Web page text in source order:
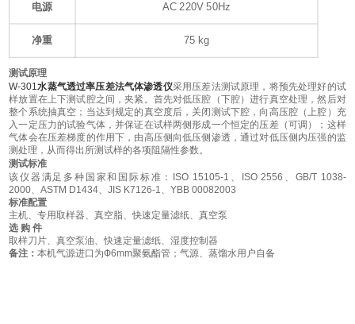
电源 AC 220V 50Hz
净重 75 kg
测试原理
W-301水蒸气透过率压差法气体渗透仪采用压差法测试原理，将预先处理好的试
样放置在上下测试腔之间，夹紧。首先对低压腔（下腔）进行真空处理，然后对
整个系统抽真空；当达到规定的真空度后，关闭测试下腔，向高压腔（上腔）充
入一定压力的试验气体，并保证在试样两侧形成一个恒定的压差（可调）；这样
气体会在压差梯度的作用下，由高压侧向低压侧渗透，通过对低压侧内压强的监
测处理，从而得出所测试样的各项阻隔性参数。
测试标准
该仪器满足多种国家和国际标准：
ISO 15105-1、ISO 2556、GB/T 1038-
2000、ASTM D1434、JIS K7126-1、YBB 00082003
标准配置
主机、专用取样器、真空脂、快速定量滤纸、真空泵
选 购 件
取样刀片、真空泵油、快速定量滤纸、湿度控制器
备注：本机气源进口为Ф6mm聚氨酯管；气源、蒸馏水用户自备